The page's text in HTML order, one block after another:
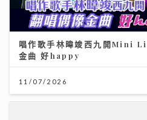
唱作歌手林暐竣西九開Mini
金曲 好happy
11/07/2026